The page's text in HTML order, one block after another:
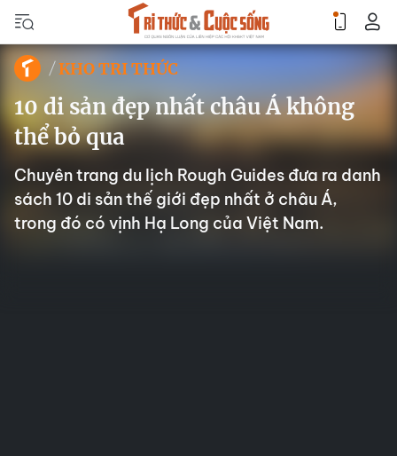
KHO TRI THỨC
10 di sản đẹp nhất châu Á không
thể bỏ qua
Chuyên trang du lịch Rough Guides đưa ra danh
sách 10 di sản thế giới đẹp nhất ở châu Á,
trong đó có vịnh Hạ Long của Việt Nam.